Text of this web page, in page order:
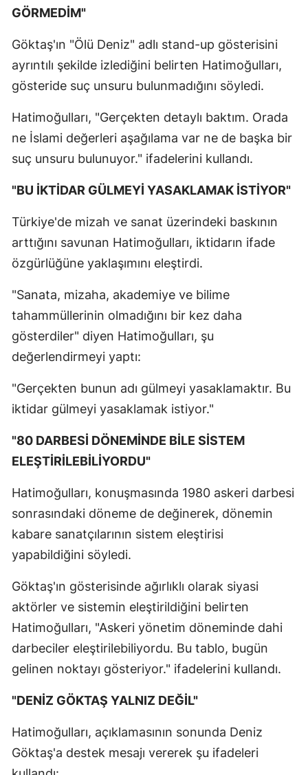
GÖRMEDİM"
Göktaş'ın "Ölü Deniz" adlı stand-up gösterisini
ayrıntılı şekilde izlediğini belirten Hatimoğulları,
gösteride suç unsuru bulunmadığını söyledi.
Hatimoğulları, "Gerçekten detaylı baktım. Orada
ne İslami değerleri aşağılama var ne de başka bir
suç unsuru bulunuyor." ifadelerini kullandı.
"BU İKTİDAR GÜLMEYİ YASAKLAMAK İSTİYOR"
Türkiye'de mizah ve sanat üzerindeki baskının
arttığını savunan Hatimoğulları, iktidarın ifade
özgürlüğüne yaklaşımını eleştirdi.
"Sanata, mizaha, akademiye ve bilime
tahammüllerinin olmadığını bir kez daha
gösterdiler" diyen Hatimoğulları, şu
değerlendirmeyi yaptı:
"Gerçekten bunun adı gülmeyi yasaklamaktır. Bu
iktidar gülmeyi yasaklamak istiyor."
"80 DARBESİ DÖNEMİNDE BİLE SİSTEM
ELEŞTİRİLEBİLİYORDU"
Hatimoğulları, konuşmasında 1980 askeri darbesi
sonrasındaki döneme de değinerek, dönemin
kabare sanatçılarının sistem eleştirisi
yapabildiğini söyledi.
Göktaş'ın gösterisinde ağırlıklı olarak siyasi
aktörler ve sistemin eleştirildiğini belirten
Hatimoğulları, "Askeri yönetim döneminde dahi
darbeciler eleştirilebiliyordu. Bu tablo, bugün
gelinen noktayı gösteriyor." ifadelerini kullandı.
"DENİZ GÖKTAŞ YALNIZ DEĞİL"
Hatimoğulları, açıklamasının sonunda Deniz
Göktaş'a destek mesajı vererek şu ifadeleri